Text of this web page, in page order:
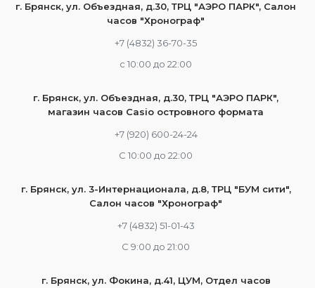
г. Брянск, ул. Объездная, д.30, ТРЦ "АЭРО ПАРК", Салон
часов "Хронограф"
+7 (4832) 36-70-35
c 10:00 до 22:00
г. Брянск, ул. Объездная, д.30, ТРЦ "АЭРО ПАРК",
магазин часов Casio островного формата
+7 (920) 600-24-24
С 10:00 до 22:00
г. Брянск, ул. 3-Интернационала, д.8, ТРЦ "БУМ сити",
Салон часов "Хронограф"
+7 (4832) 51-01-43
С 9:00 до 21:00
г. Брянск, ул. Фокина, д.41, ЦУМ, Отдел часов